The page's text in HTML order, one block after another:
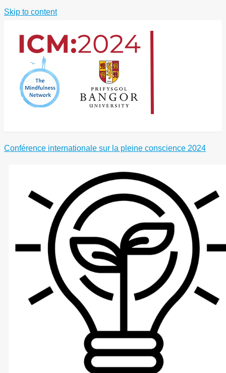
Skip to content
Conférence internationale sur la pleine conscience 2024